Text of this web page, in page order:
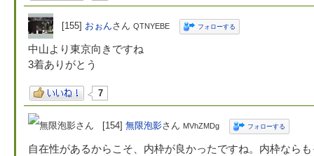
[155] おぉんさん QTNYEBE フォローする
中山より東京向きですね
3着ありがとう
7
[154] 無限泡影さん MVhZMDg フォローする
自在性があるからこそ、内枠が良かったですね。内枠なら